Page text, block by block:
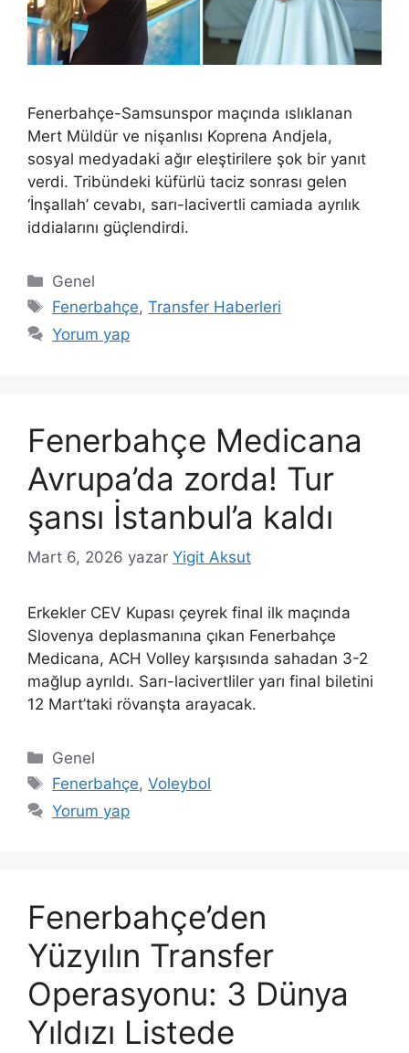
Fenerbahçe-Samsunspor maçında ıslıklanan
Mert Müldür ve nişanlısı Koprena Andjela,
sosyal medyadaki ağır eleştirilere şok bir yanıt
verdi. Tribündeki küfürlü taciz sonrası gelen
‘İnşallah’ cevabı, sarı-lacivertli camiada ayrılık
iddialarını güçlendirdi.
Kategoriler
Genel
Etiketler
Fenerbahçe,Transfer Haberleri
Yorum yap
Fenerbahçe Medicana
Avrupa’da zorda! Tur
şansı İstanbul’a kaldı
Mart 6, 2026 yazar Yigit Aksut
Erkekler CEV Kupası çeyrek final ilk maçında
Slovenya deplasmanına çıkan Fenerbahçe
Medicana, ACH Volley karşısında sahadan 3-2
mağlup ayrıldı. Sarı-lacivertliler yarı final biletini
12 Mart’taki rövanşta arayacak.
Kategoriler
Genel
Etiketler
Fenerbahçe,Voleybol
Yorum yap
Fenerbahçe’den
Yüzyılın Transfer
Operasyonu: 3 Dünya
Yıldızı Listede